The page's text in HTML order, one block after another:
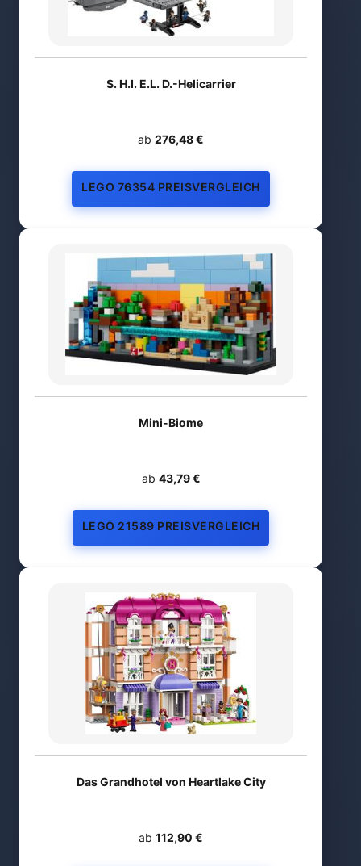
S. H.I. E.L. D.-Helicarrier
ab 276,48 €
LEGO 76354 PREISVERGLEICH
Mini-Biome
ab 43,79 €
LEGO 21589 PREISVERGLEICH
Das Grandhotel von Heartlake City
ab 112,90 €